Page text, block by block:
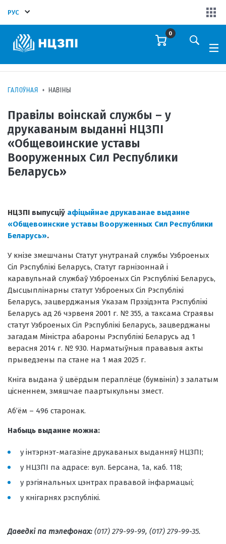
РУС
0
ГАЛОЎНАЯ НАВІНЫ
Правілы воінскай службы – у
друкаваным выданні НЦЗПІ
«Общевоинские уставы
Вооруженных Сил Республики
Беларусь»
НЦЗПI выпусціў афіцыйнае друкаванае выданне
«Общевоинские уставы Вооруженных Сил Республики
Беларусь».
У кнізе змешчаны Статут унутранай службы Узброеных
Сіл Рэспублікі Беларусь, Статут гарнізоннай і
каравульнай службаў Узброеных Сіл Рэспублікі Беларусь,
Дысцыплінарны статут Узброеных Сіл Рэспублікі
Беларусь, зацверджаныя Указам Прэзідэнта Рэспублікі
Беларусь ад 26 чэрвеня 2001 г. № 355, а таксама Страявы
статут Узброеных Сіл Рэспублікі Беларусь, зацверджаны
загадам Міністра абароны Рэспублікі Беларусь ад 1
верасня 2014 г. № 930. Нарматыўныя прававыя акты
прыведзены па стане на 1 мая 2025 г.
Кніга выдана ў цвёрдым пераплёце (бумвініл) з залатым
цісненнем, змяшчае паартыкульны змест.
Аб’ём – 496 старонак.
Набыць выданне можна:
у інтэрнэт-магазіне друкаваных выданняў НЦЗПІ;
у НЦЗПІ па адрасе: вул. Берсана, 1а, каб. 118;
у рэгіянальных цэнтрах прававой інфармацыі;
у кнігарнях рэспублікі.
Даведкі па тэлефонах: (017) 279-99-99, (017) 279-99-35.